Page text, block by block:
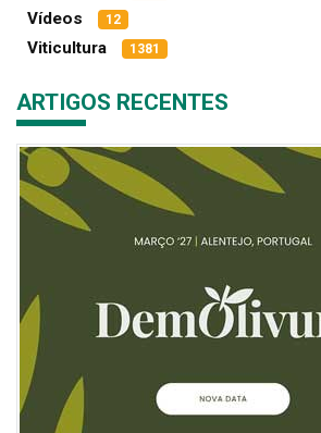
Vídeos 12
Viticultura 1381
ARTIGOS RECENTES